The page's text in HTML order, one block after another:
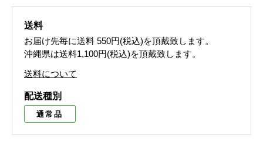
送料
お届け先毎に送料 550円(税込)を頂戴致します。
沖縄県は送料1,100円(税込)を頂戴致します。
送料について
配送種別
通常品